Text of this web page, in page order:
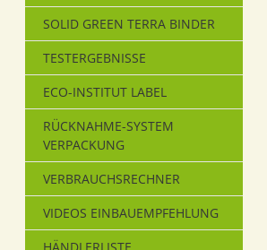
SOLID GREEN TERRA BINDER
TESTERGEBNISSE
ECO-INSTITUT LABEL
RÜCKNAHME-SYSTEM
VERPACKUNG
VERBRAUCHSRECHNER
VIDEOS EINBAUEMPFEHLUNG